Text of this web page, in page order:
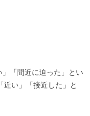
「間近に迫った」とい
い」「接近した」と